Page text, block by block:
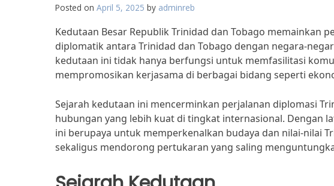
Posted on April 5, 2025 by adminreb
Kedutaan Besar Republik Trinidad dan Tobago memainkan
diplomatik antara Trinidad dan Tobago dengan negara-
kedutaan ini tidak hanya berfungsi untuk memfasilitasi
mempromosikan kerjasama di berbagai bidang seperti
Sejarah kedutaan ini mencerminkan perjalanan diplomasi
hubungan yang lebih kuat di tingkat internasional. Dengan
ini berupaya untuk memperkenalkan budaya dan nilai-nilai
sekaligus mendorong pertukaran yang saling